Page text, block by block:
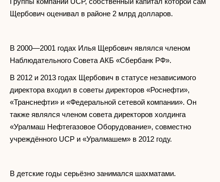
Щербович оценивал в районе 2 млрд долларов.
В 2000—2001 годах Илья Щербович являлся членом
Наблюдательного Совета АКБ «Сбербанк РФ».
В 2012 и 2013 годах Щербович в статусе независимого
директора входил в советы директоров «Роснефти»,
«Транснефти» и «Федеральной сетевой компании». Он
также являлся членом совета директоров холдинга
«Уралмаш Нефтегазовое Оборудование», совместно
учреждённого UCP и «Уралмашем» в 2012 году.
В детские годы серьёзно занимался шахматами.